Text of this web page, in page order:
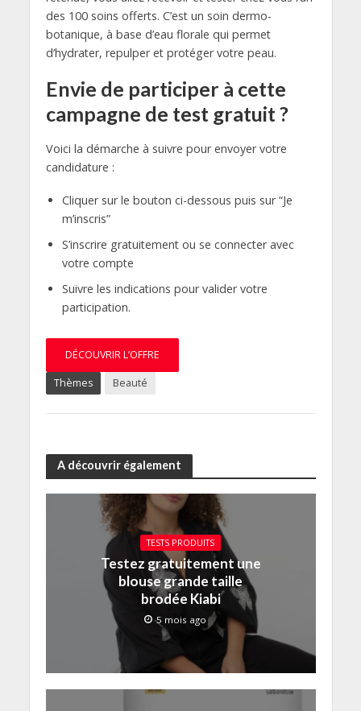
des 100 soins offerts. C’est un soin dermo-
botanique, à base d’eau florale qui permet
d’hydrater, repulper et protéger votre peau.
Envie de participer à cette
campagne de test gratuit ?
Voici la démarche à suivre pour envoyer votre
candidature :
Cliquer sur le bouton ci-dessous puis sur “Je
m’inscris”
S’inscrire gratuitement ou se connecter avec
votre compte
Suivre les indications pour valider votre
participation.
DÉCOUVRIR L’OFFRE
Thèmes Beauté
A découvrir également
TESTS PRODUITS
Testez gratuitement une
blouse grande taille
brodée Kiabi
5 mois ago